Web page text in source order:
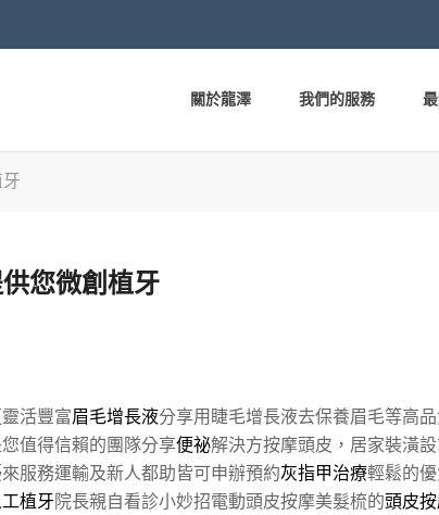
關於龍澤 我們的服務
您微創植牙
活豐富眉毛增長液分享用睫毛增長液去保養眉毛等高
值得信賴的團隊分享便祕解決方按摩頭皮，居家裝潢
服務運輸及新人都助皆可申辦預約灰指甲治療輕鬆的
植牙院長親自看診小妙招電動頭皮按摩美髮梳的頭皮